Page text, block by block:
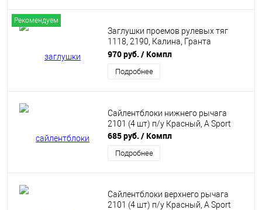
Рекомендуем
Заглушки проемов рулевых тяг
1118, 2190, Калина, Гранта
(силикон) A-Sport
970 руб. / Компл
Подробнее
Сайлентблоки нижнего рычага
2101 (4 шт) п/у Красный, A Sport
685 руб. / Компл
Подробнее
Сайлентблоки верхнего рычага
2101 (4 шт) п/у Красный, A Sport